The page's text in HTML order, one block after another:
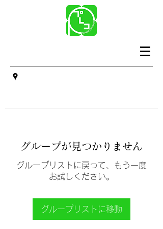
グループが見つかりません
グループリストに戻って、もう一度
お試しください。
グループリストに移動